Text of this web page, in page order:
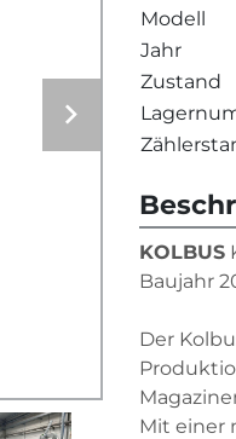
Modell
Jahr
Zustand
KOLBUS
Baujahr
Der
Mit einer